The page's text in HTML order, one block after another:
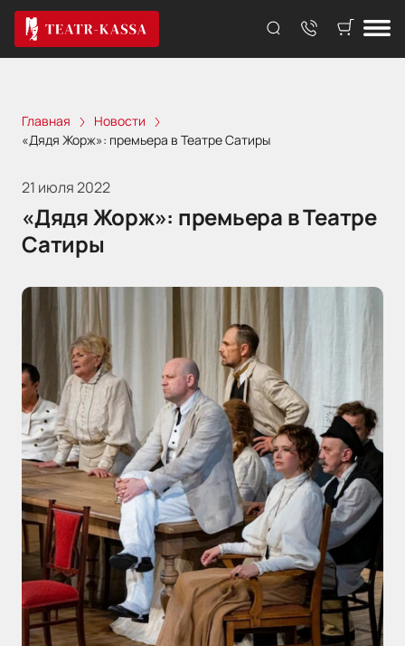
Главная
Новости
«Дядя Жорж»: премьера в Театре Сатиры
21 июля 2022
«Дядя Жорж»: премьера в Театре
Сатиры